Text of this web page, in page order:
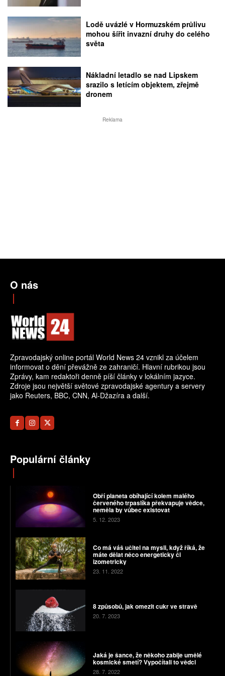
Lodě uvázlé v Hormuzském průlivu
mohou šířit invazní druhy do celého
světa
Nákladní letadlo se nad Lipskem
srazilo s letícím objektem, zřejmě
dronem
Reklama
O nás
Zpravodajský online portál World News 24 vznikl za účelem
informovat o dění převážně ze zahraničí. Hlavní rubrikou jsou
Zprávy, kam redaktoři denně píší články v lokálním jazyce.
Zdroje jsou největší světové zpravodajské agentury a servery
jako Reuters, BBC, CNN, Al-Džazíra a další.
Populární články
Obří planeta obíhající kolem malého
červeného trpaslíka překvapuje vědce,
neměla by vůbec existovat
5. 12. 2023
Co má váš učitel na mysli, když říká, že
máte dělat něco energeticky či
izometricky
23. 11. 2022
8 způsobů, jak omezit cukr ve stravě
20. 7. 2023
Jaká je šance, že někoho zabije umělé
kosmické smetí? Vypočítali to vědci
28. 7. 2022